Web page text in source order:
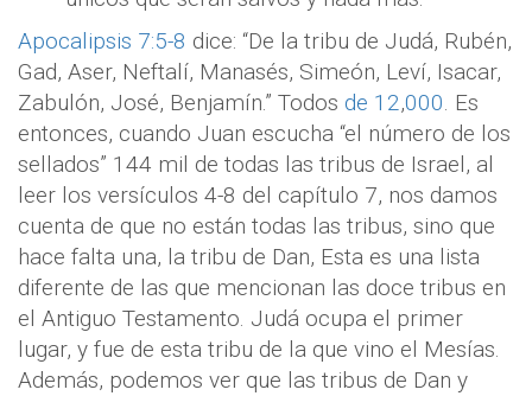
Apocalipsis 7:5-8 dice: “De la tribu de Judá, Rubén,
Gad, Aser, Neftalí, Manasés, Simeón, Leví, Isacar,
Zabulón, José, Benjamín.” Todos de 12,000. Es
entonces, cuando Juan escucha “el número de los
sellados” 144 mil de todas las tribus de Israel, al
leer los versículos 4-8 del capítulo 7, nos damos
cuenta de que no están todas las tribus, sino que
hace falta una, la tribu de Dan, Esta es una lista
diferente de las que mencionan las doce tribus en
el Antiguo Testamento. Judá ocupa el primer
lugar, y fue de esta tribu de la que vino el Mesías.
Además, podemos ver que las tribus de Dan y